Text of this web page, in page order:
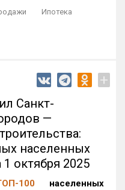
Ипотека
+
Санкт-
—
населенных
октября 2025
100 населенных